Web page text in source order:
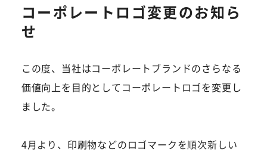
コーポレートロゴ変更のお知ら
せ
この度、当社はコーポレートブランドのさらなる
価値向上を目的としてコーポレートロゴを変更し
ました。
4月より、印刷物などのロゴマークを順次新しい